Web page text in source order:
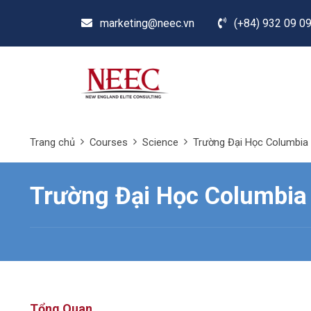
marketing@neec.vn (+84) 932 09
Trang chủ Courses Science Trường Đại Học
Trường Đại Học